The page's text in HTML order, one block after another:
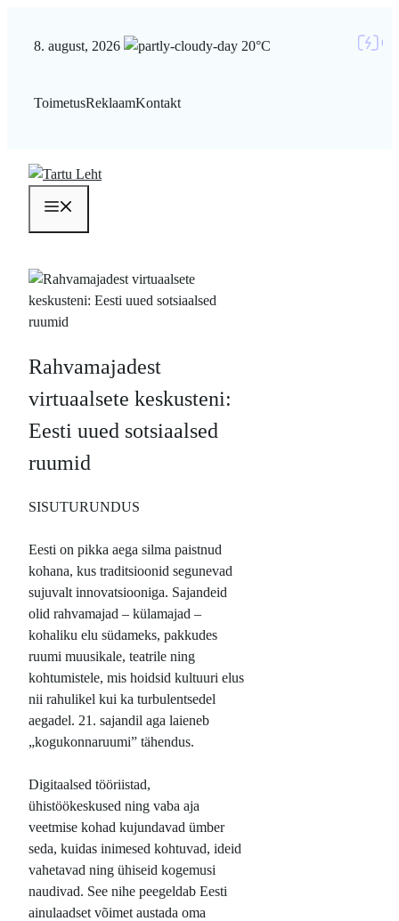
8. august, 2026 20°C
ToimetusReklaamKontakt
Rahvamajadest
virtuaalsete keskusteni:
Eesti uued sotsiaalsed
ruumid
SISUTURUNDUS
Eesti on pikka aega silma paistnud
kohana, kus traditsioonid segunevad
sujuvalt innovatsiooniga. Sajandeid
olid rahvamajad – külamajad –
kohaliku elu südameks, pakkudes
ruumi muusikale, teatrile ning
kohtumistele, mis hoidsid kultuuri elus
nii rahulikel kui ka turbulentsedel
aegadel. 21. sajandil aga laieneb
„kogukonnaruumi” tähendus.
Digitaalsed tööriistad,
ühistöökeskused ning vaba aja
veetmise kohad kujundavad ümber
seda, kuidas inimesed kohtuvad, ideid
vahetavad ning ühiseid kogemusi
naudivad. See nihe peegeldab Eesti
ainulaadset võimet austada oma